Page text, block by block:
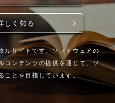
しく知る
ルサイトです。ソフトウェアの
コンテンツの提供を通じて、ソ
ことを目指しています。